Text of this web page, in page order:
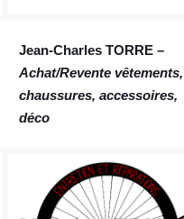
Jean-Charles TORRE –
Achat/Revente vêtements,
chaussures, accessoires,
déco